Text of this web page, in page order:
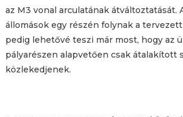
az M3 vonal arculatának átváltoztatását.
állomások egy részén folynak a
pedig lehetővé teszi már most, hogy az
pályarészen alapvetően csak átalakított
közlekedjenek.